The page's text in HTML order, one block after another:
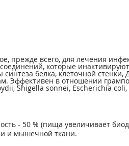
прежде всего, для лечения
которые
белка, клеточной
Эффективен в отношении
Shigella sonnei, Escherichia coli,
- 50 % (пища увеличивает
и мышечной ткани.